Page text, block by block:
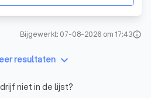
Bijgewerkt: 07-08-2026 om 17:43info
resultaten keyboard_arrow_down
niet in de lijst?